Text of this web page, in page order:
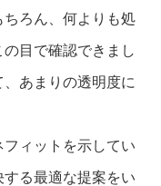
ちろん、何よりも処
目で確認できまし
あまりの透明度に
ィットを示してい
る最適な提案をい